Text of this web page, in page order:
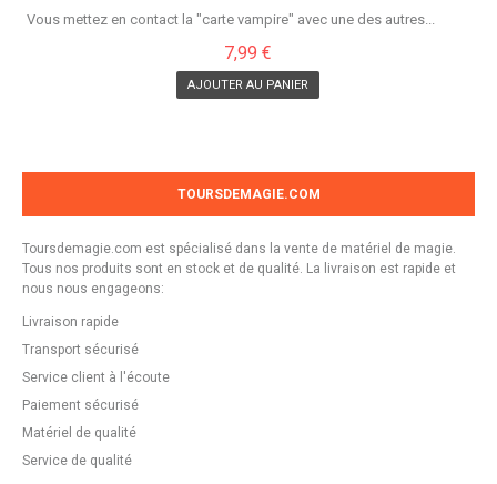
Vous mettez en contact la "carte vampire" avec une des autres...
7,99 €
AJOUTER AU PANIER
TOURSDEMAGIE.COM
Toursdemagie.com est spécialisé dans la vente de matériel de magie.
Tous nos produits sont en stock et de qualité. La livraison est rapide et
nous nous engageons:
Livraison rapide
Transport sécurisé
Service client à l'écoute
Paiement sécurisé
Matériel de qualité
Service de qualité